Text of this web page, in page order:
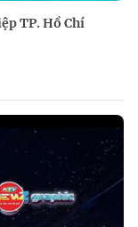
TP. Hồ Chí